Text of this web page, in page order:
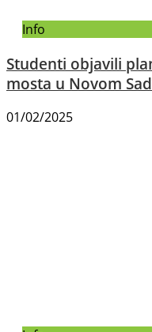
Info
Studenti objavili
mosta u Novom
01/02/2025